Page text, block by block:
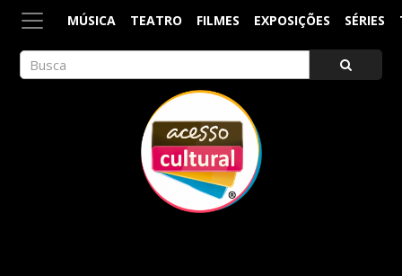
MÚSICA TEATRO FILMES EXPOSIÇÕES SÉRIES